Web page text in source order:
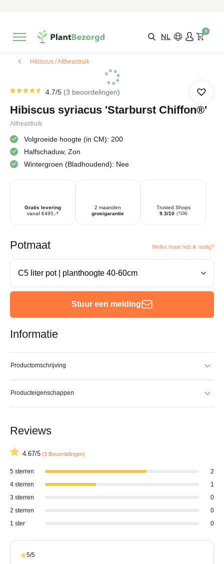
Kies zelf je
bezorgmoment & locatie NL
0
Hibiscus / Altheastruik
5
gebaseerd
klantbeoordelingen
4.7/5 3 beoordelingen
Hibiscus syriacus 'Starburst Chiffon®'
Altheastruik
Volgroeide hoogte (in CM): 200
Halfschaduw, Zon
Wintergroen (Bladhoudend): Nee
Gratis levering
vanaf €495,-*
2 maanden
groeigarantie
Trusted Shops
9.3/10 (7128)
Potmaat Welke maat heb ik nodig?
Stuur een melding
Informatie
Productomschrijving
Producteigenschappen
Reviews
4.67/5 (3 Beoordelingen)
5 sterren
2
4 sterren
1
3 sterren
0
2 sterren
0
1 ster
0
5/5